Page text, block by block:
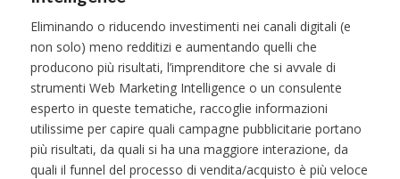
Eliminando o riducendo investimenti nei canali digitali (e
non solo) meno redditizi e aumentando quelli che
producono più risultati, l’imprenditore che si avvale di
strumenti Web Marketing Intelligence o un consulente
esperto in queste tematiche, raccoglie informazioni
utilissime per capire quali campagne pubblicitarie portano
più risultati, da quali si ha una maggiore interazione, da
quali il funnel del processo di vendita/acquisto è più veloce